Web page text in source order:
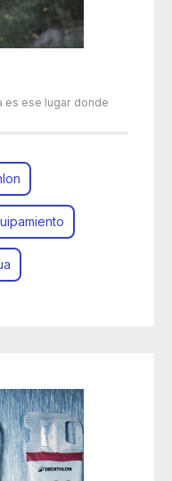
es ese lugar donde